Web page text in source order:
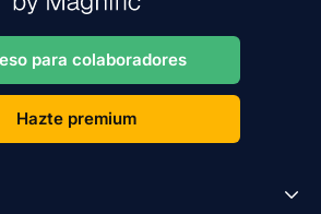
para colaboradores
Hazte premium